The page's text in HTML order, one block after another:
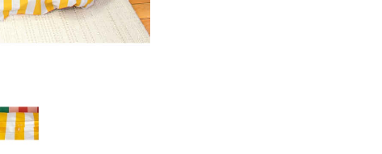
Retours gratuits pendant 30
jours